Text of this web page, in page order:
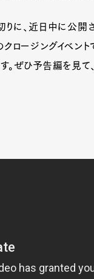
に、近日中に公開
ロージングイベン
ぜひ予告編を見て